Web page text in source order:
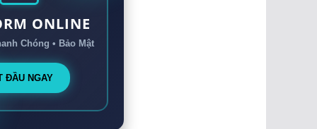
ONLINE
Chóng • Bảo Mật
ĐẦU NGAY